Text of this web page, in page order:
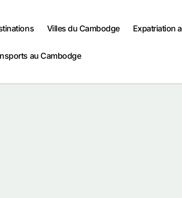
Villes du Cambodge Expatriation
au Cambodge